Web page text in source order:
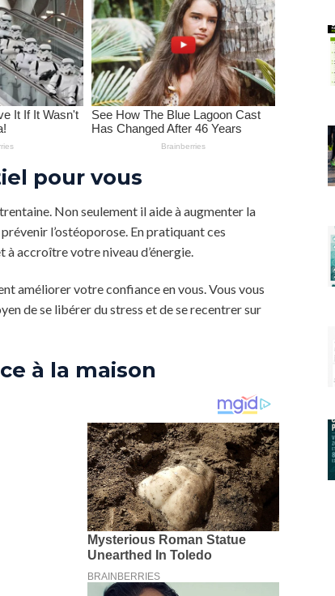
pour vous
Non seulement il aide à augmenter la
l’ostéoporose. En pratiquant ces
accroître votre niveau d’énergie.
améliorer votre confiance en vous. Vous vous
de se libérer du stress et de se recentrer sur
à la maison